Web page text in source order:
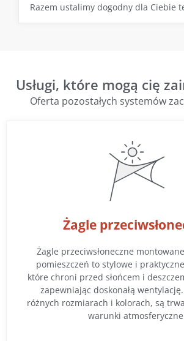
Razem ustalimy dogodny dla Ciebie
Usługi, które mogą cię
Oferta pozostałych systemów
Żagle
Żagle przeciwsłoneczne
pomieszczeń to stylowe i
które chroni przed słońcem i
zapewniając doskonałą
różnych rozmiarach i kolorach, są
warunki